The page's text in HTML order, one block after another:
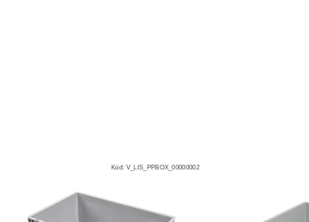
Kód: V_LIS_PPBOX_00000002